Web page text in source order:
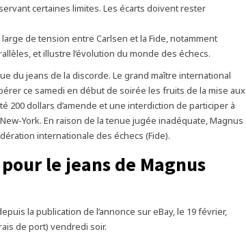
certaines limites. Les écarts doivent rester
de tension entre Carlsen et la Fide, notamment
et illustre l’évolution du monde des échecs.
du jeans de la discorde. Le grand maître international
ce samedi en début de soirée les fruits de la mise aux
200 dollars d’amende et une interdiction de participer à
York. En raison de la tenue jugée inadéquate, Magnus
internationale des échecs (Fide).
le jeans de Magnus
la publication de l’annonce sur eBay, le 19 février,
de port) vendredi soir.